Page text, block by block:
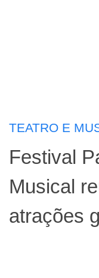
TEATRO E
Festival
Musical
atrações